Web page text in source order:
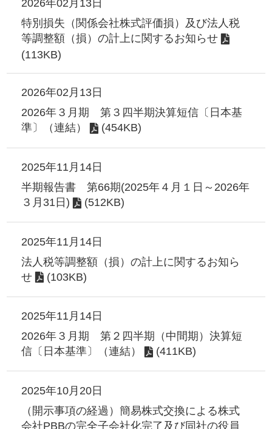
2026年02月13日
特別損失（関係会社株式評価損）及び法人税
等調整額（損）の計上に関するお知らせ
(113KB)
2026年02月13日
2026年３月期 第３四半期決算短信〔日本基
準〕（連結）
(454KB)
2025年11月14日
半期報告書 第66期(2025年４月１日～2026年
３月31日)
(512KB)
2025年11月14日
法人税等調整額（損）の計上に関するお知ら
せ
(103KB)
2025年11月14日
2026年３月期 第２四半期（中間期）決算短
信〔日本基準〕（連結）
(411KB)
2025年10月20日
（開示事項の経過）簡易株式交換による株式
会社PBBの完全子会社化完了及び同社の役員